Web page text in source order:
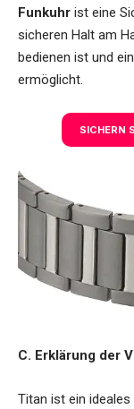
Funkuhr ist eine
sicheren Halt am
bedienen ist und
ermöglicht.
SICHERN
C. Erklärung der
Titan ist ein